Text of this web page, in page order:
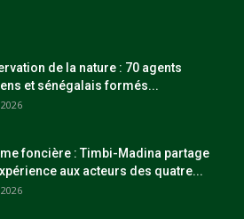
de la nature : 70 agents
et sénégalais formés...
foncière : Timbi-Madina partage
aux acteurs des quatre...